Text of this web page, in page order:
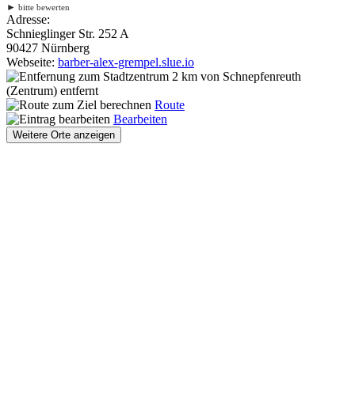
► bitte bewerten
Adresse:
Schnieglinger Str. 252 A
90427 Nürnberg
Webseite: barber-alex-grempel.slue.io
2 km von Schnepfenreuth
(Zentrum) entfernt
Route
Bearbeiten
Weitere Orte anzeigen